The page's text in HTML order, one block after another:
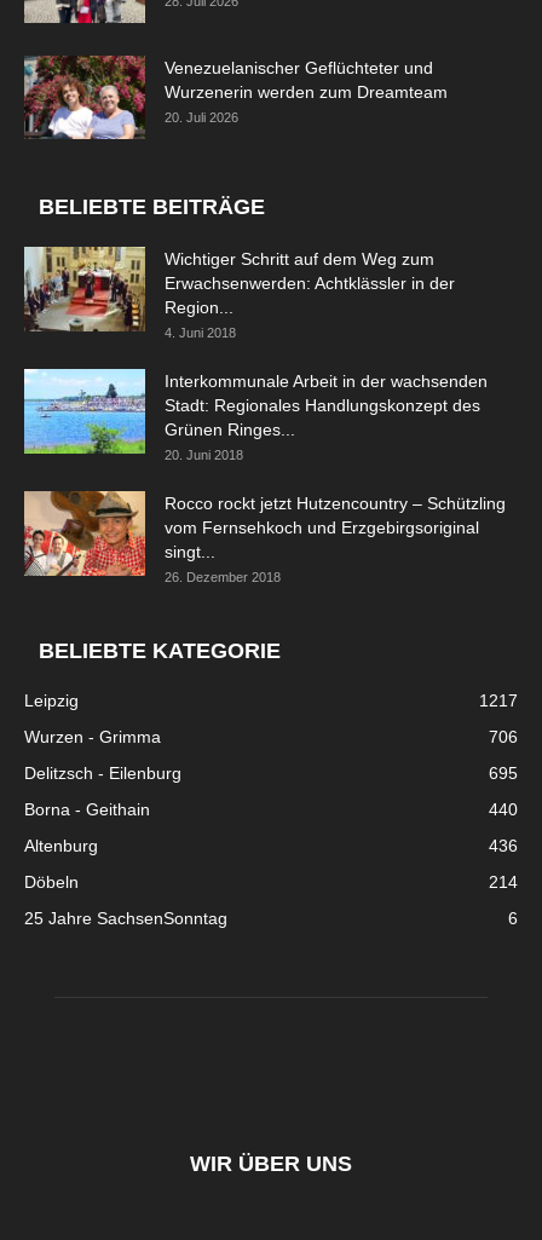
Venezuelanischer Geflüchteter und
Wurzenerin werden zum Dreamteam
20. Juli 2026
BELIEBTE BEITRÄGE
Wichtiger Schritt auf dem Weg zum
Erwachsenwerden: Achtklässler in der
Region...
4. Juni 2018
Interkommunale Arbeit in der wachsenden
Stadt: Regionales Handlungskonzept des
Grünen Ringes...
20. Juni 2018
Rocco rockt jetzt Hutzencountry – Schützling
vom Fernsehkoch und Erzgebirgsoriginal
singt...
26. Dezember 2018
BELIEBTE KATEGORIE
Leipzig
1217
Wurzen - Grimma
706
Delitzsch - Eilenburg
695
Borna - Geithain
440
Altenburg
436
Döbeln
214
25 Jahre SachsenSonntag
6
WIR ÜBER UNS